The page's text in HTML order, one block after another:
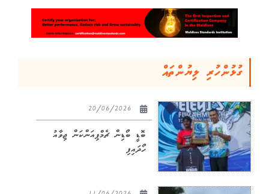
ގުޅުންހުރި ލިޔުންތައް
ބޮޑީ ބޯޑިން ޗެމްޕިއަންކަން ޖިވާއު
ހޯދައިފި